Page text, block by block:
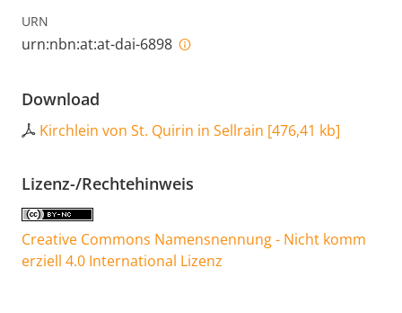
URN
urn:nbn:at:at-dai-6898
Download
Kirchlein von St. Quirin in Sellrain [476,41 kb]
Lizenz-/Rechtehinweis
Creative Commons Namensnennung - Nicht komm
erziell 4.0 International Lizenz